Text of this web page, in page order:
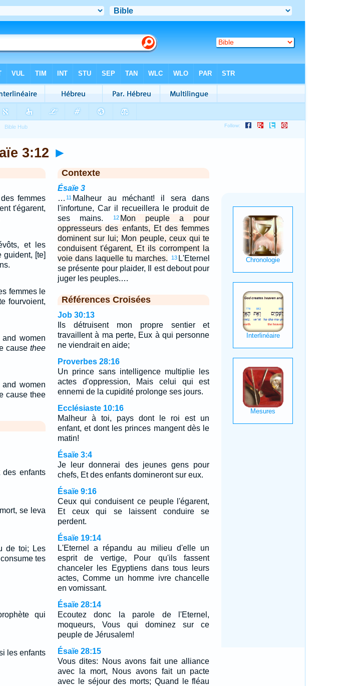
3:12 ►
femmes
t'égarent,
et les
guident, [te]
femmes le
fourvoient,
women
cause thee
women
cause thee
enfants
se leva
de toi; Les
tes
qui
les enfants
Contexte
Ésaïe 3
… 11 Malheur au méchant! il sera dans
l'infortune, Car il recueillera le produit de
ses mains.
12 Mon peuple a pour
oppresseurs des enfants, Et des femmes
dominent sur lui; Mon peuple, ceux qui te
conduisent t'égarent, Et ils corrompent la
voie dans laquelle tu marches.
13 L'Eternel
se présente pour plaider, Il est debout pour
juger les peuples.…
Références Croisées
Job 30:13
Ils détruisent mon propre sentier et
travaillent à ma perte, Eux à qui personne
ne viendrait en aide;
Proverbes 28:16
Un prince sans intelligence multiplie les
actes d'oppression, Mais celui qui est
ennemi de la cupidité prolonge ses jours.
Ecclésiaste 10:16
Malheur à toi, pays dont le roi est un
enfant, et dont les princes mangent dès le
matin!
Ésaïe 3:4
Je leur donnerai des jeunes gens pour
chefs, Et des enfants domineront sur eux.
Ésaïe 9:16
Ceux qui conduisent ce peuple l'égarent,
Et ceux qui se laissent conduire se
perdent.
Ésaïe 19:14
L'Eternel a répandu au milieu d'elle un
esprit de vertige, Pour qu'ils fassent
chanceler les Egyptiens dans tous leurs
actes, Comme un homme ivre chancelle
en vomissant.
Ésaïe 28:14
Ecoutez donc la parole de l'Eternel,
moqueurs, Vous qui dominez sur ce
peuple de Jérusalem!
Ésaïe 28:15
Vous dites: Nous avons fait une alliance
avec la mort, Nous avons fait un pacte
avec le séjour des morts; Quand le fléau